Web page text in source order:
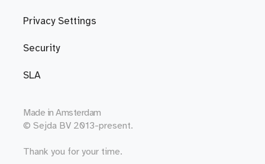
Privacy Settings
Security
SLA
Made in Amsterdam
© Sejda BV 2013-present.
Thank you for your time.